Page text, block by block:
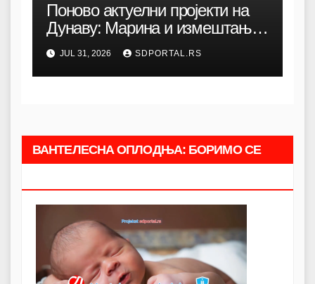
Поново актуелни пројекти на
Дунаву: Марина и измештање
луке
JUL 31, 2026 SDPORTAL.RS
ВАНТЕЛЕСНА ОПЛОДЊА: БОРИМО СЕ